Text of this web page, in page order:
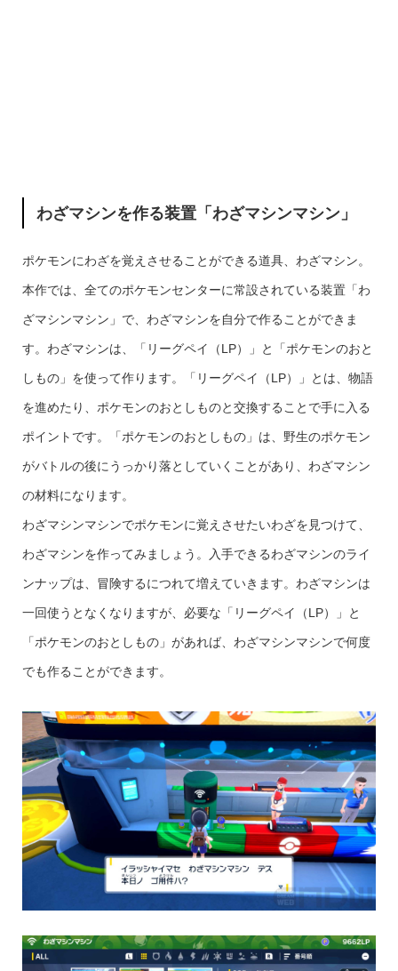
わざマシンを作る装置「わざマシンマシン」
ポケモンにわざを覚えさせることができる道具、わざマシン。
本作では、全てのポケモンセンターに常設されている装置「わ
ざマシンマシン」で、わざマシンを自分で作ることができま
す。わざマシンは、「リーグペイ（LP）」と「ポケモンのおと
しもの」を使って作ります。「リーグペイ（LP）」とは、物語
を進めたり、ポケモンのおとしものと交換することで手に入る
ポイントです。「ポケモンのおとしもの」は、野生のポケモン
がバトルの後にうっかり落としていくことがあり、わざマシン
の材料になります。
わざマシンマシンでポケモンに覚えさせたいわざを見つけて、
わざマシンを作ってみましょう。入手できるわざマシンのライ
ンナップは、冒険するにつれて増えていきます。わざマシンは
一回使うとなくなりますが、必要な「リーグペイ（LP）」と
「ポケモンのおとしもの」があれば、わざマシンマシンで何度
でも作ることができます。